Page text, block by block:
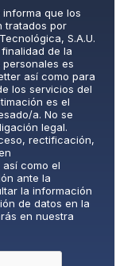
informa que los
tratados por
S.A.U.
de la
es
así como para
los servicios del
es el
a. No se
legal.
rectificación,
así como el
ante la
la información
de datos en la
en nuestra